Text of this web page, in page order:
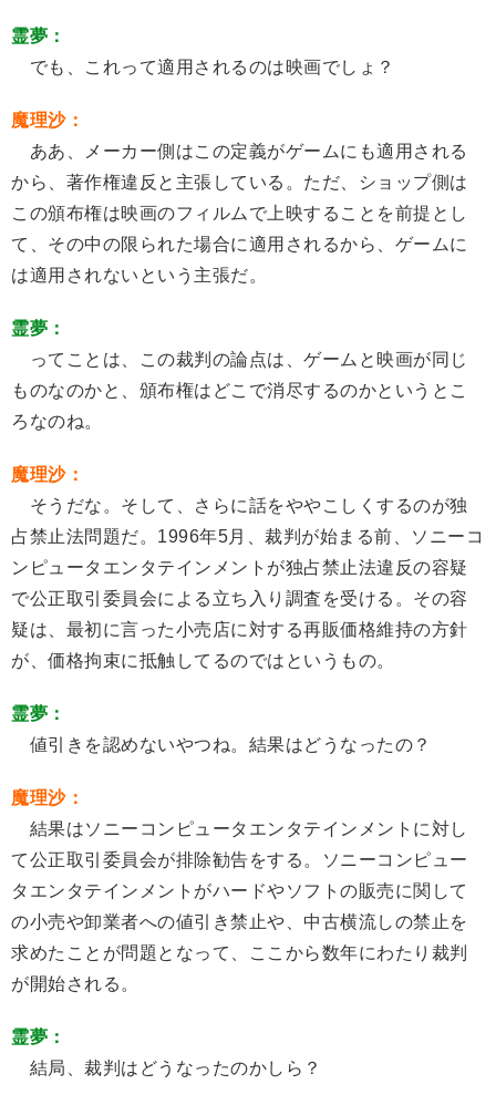
霊夢：
でも、これって適用されるのは映画でしょ？
魔理沙：
ああ、メーカー側はこの定義がゲームにも適用される
から、著作権違反と主張している。ただ、ショップ側は
この頒布権は映画のフィルムで上映することを前提とし
て、その中の限られた場合に適用されるから、ゲームに
は適用されないという主張だ。
霊夢：
ってことは、この裁判の論点は、ゲームと映画が同じ
ものなのかと、頒布権はどこで消尽するのかというとこ
ろなのね。
魔理沙：
そうだな。そして、さらに話をややこしくするのが独
占禁止法問題だ。1996年5月、裁判が始まる前、ソニーコ
ンピュータエンタテインメントが独占禁止法違反の容疑
で公正取引委員会による立ち入り調査を受ける。その容
疑は、最初に言った小売店に対する再販価格維持の方針
が、価格拘束に抵触してるのではというもの。
霊夢：
値引きを認めないやつね。結果はどうなったの？
魔理沙：
結果はソニーコンピュータエンタテインメントに対し
て公正取引委員会が排除勧告をする。ソニーコンピュー
タエンタテインメントがハードやソフトの販売に関して
の小売や卸業者への値引き禁止や、中古横流しの禁止を
求めたことが問題となって、ここから数年にわたり裁判
が開始される。
霊夢：
結局、裁判はどうなったのかしら？